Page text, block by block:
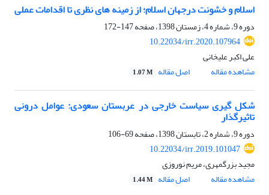
اسلام و خشونت درجهان اسلام؛ از زمینه های نظری تا اقدامات عملی
دوره 9، شماره 4، زمستان 1398، صفحه
147-172
10.22034/irr.2020.107964
علی اکبر علیخانی
مشاهده مقاله
اصل مقاله 1.07 M
شکل گیری سیاست خارجی در عربستان سعودی: عوامل درونی
تاثیرگذار ‏
دوره 9، شماره 2، تابستان 1398، صفحه
69-106
10.22034/irr.2019.101047
مجید بزرگمهری، مریم نوروزی
مشاهده مقاله
اصل مقاله 1.44 M